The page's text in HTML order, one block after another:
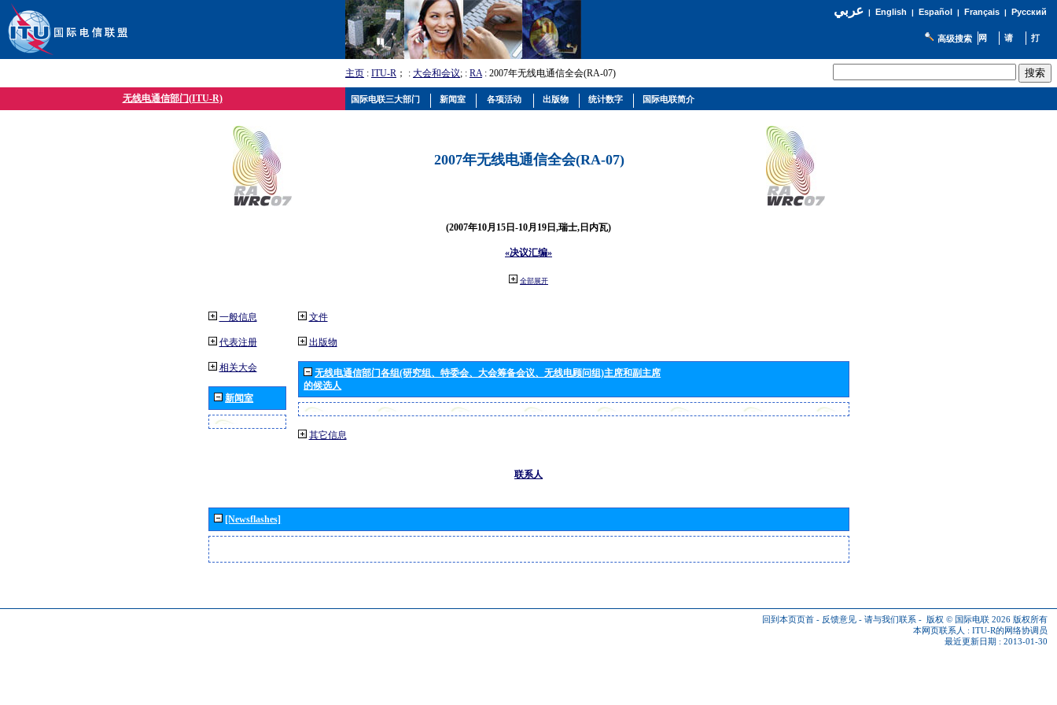
عربي| English | Español | Français| Русский
高级搜索
主页 : ITU-R ； : 大会和会议; : RA: 2007年无线电通信全会(RA-07)
无线电通信部门(ITU-R)
2007年无线电通信全会(RA-07)
(2007年10月15日-10月19日,瑞士,日内瓦)
«决议汇编»
全部展开
一般信息
代表注册
相关大会
新闻室
文件
出版物
无线电通信部门各组(研究组、特委会、大会筹备会议、无线电顾问组)主席和副主席
的候选人
其它信息
联系人
[Newsflashes]
回到本页页首 - 反馈意见 - 请与我们联系 - 版权 © 国际电联 2026 版权所有
本网页联系人 : ITU-R的网络协调员
最近更新日期 : 2013-01-30
国际电联三大部门 新闻室 各项活动 出版物 统计数字 国际电联简介